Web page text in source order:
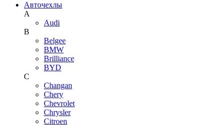
Авточехлы
A
Audi
B
Belgee
BMW
Brilliance
BYD
C
Changan
Chery
Chevrolet
Chrysler
Citroen